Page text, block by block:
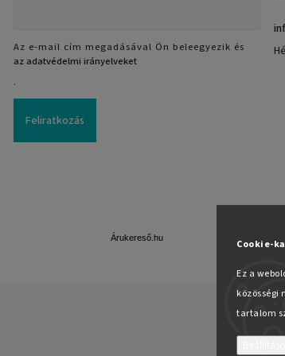
Cookie-
Ez a
közösségi
tartalom
Az e-mail cím megadásával Ön beleegyezik és
az adatvédelmi irányelveket
.
Feliratkozás
Árukereső.hu